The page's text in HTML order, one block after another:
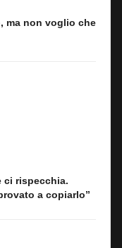
ma non voglio che
ci rispecchia.
a copiarlo”